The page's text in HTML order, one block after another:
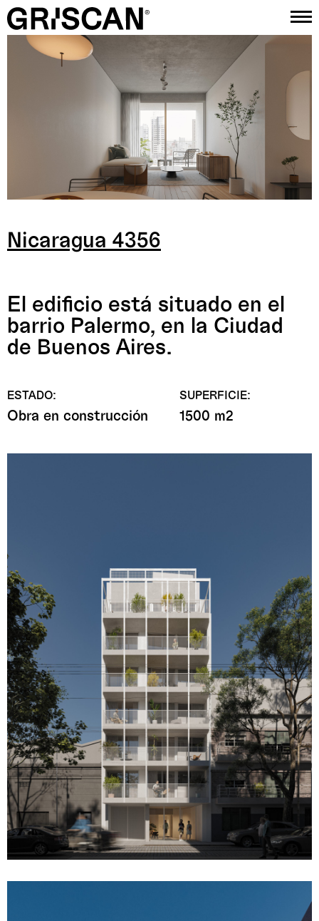
Proyectos
Instagram
Nicaragua 4356
El edificio está situado en el
barrio Palermo, en la Ciudad
de Buenos Aires.
ESTADO:
Obra en construcción
SUPERFICIE:
1500 m2